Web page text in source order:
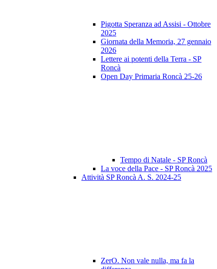
Pigotta Speranza ad Assisi - Ottobre
2025
Giornata della Memoria, 27 gennaio
2026
Lettere ai potenti della Terra - SP
Roncà
Open Day Primaria Roncà 25-26
Tempo di Natale - SP Roncà
La voce della Pace - SP Roncà 2025
Attività SP Roncà A. S. 2024-25
ZerO. Non vale nulla, ma fa la